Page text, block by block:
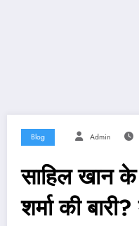
Blog Admin
साहिल खान
शर्मा की